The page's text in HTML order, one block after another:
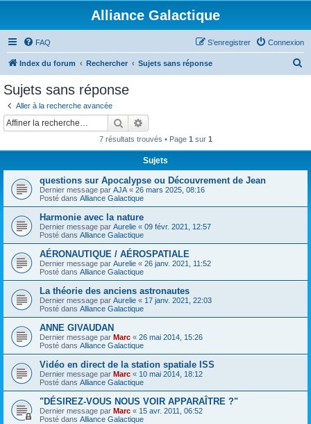
Alliance Galactique
FAQ Connexion
S’enregistrer
Index du forum Rechercher Sujets sans réponse
Sujets sans réponse
Aller à la recherche avancée
Rechercher
7 résultats trouvés • Page 1 sur 1
Sujets
questions sur Apocalypse ou Découvrement de Jean
Dernier message par AJA « 26 mars 2025, 08:16
Posté dans Alliance Galactique
Harmonie avec la nature
Dernier message par Aurelie « 09 févr. 2021, 12:57
Posté dans Alliance Galactique
AÉRONAUTIQUE / AÉROSPATIALE
Dernier message par Aurelie « 26 janv. 2021, 11:52
Posté dans Alliance Galactique
La théorie des anciens astronautes
Dernier message par Aurelie « 17 janv. 2021, 22:03
Posté dans Alliance Galactique
ANNE GIVAUDAN
Dernier message par Marc « 26 mai 2014, 15:26
Posté dans Alliance Galactique
Vidéo en direct de la station spatiale ISS
Dernier message par Marc « 10 mai 2014, 18:12
Posté dans Alliance Galactique
"DÉSIREZ-VOUS NOUS VOIR APPARAÎTRE ?"
Dernier message par Marc « 15 avr. 2011, 06:52
Posté dans Alliance Galactique